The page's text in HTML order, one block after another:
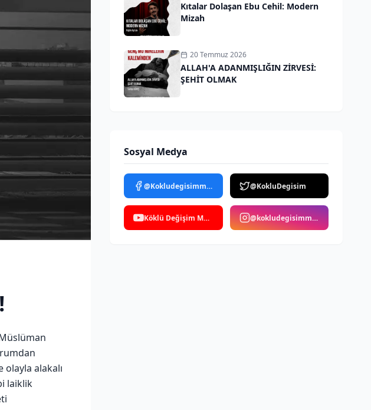
alakalı
laiklik
Kıtalar Dolaşan Ebu Cehil: Modern
Mizah
20 Temmuz 2026
ALLAH'A ADANMIŞLIĞIN ZİRVESİ:
ŞEHİT OLMAK
Sosyal Medya
@Kokludegisimmedya @KokluDegisim
Köklü Değişim Medya @kokludegisimmedya